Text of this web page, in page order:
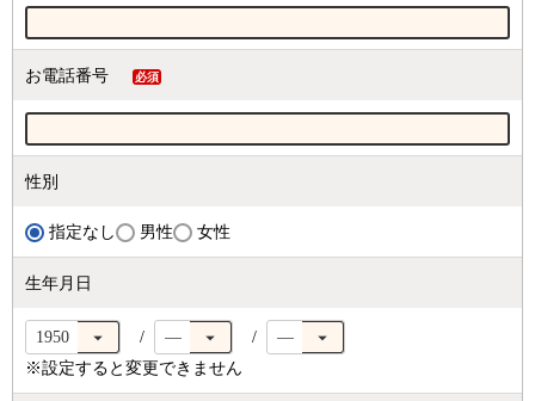
お電話番号
性別
指定なし 男性 女性
生年月日
※設定すると変更できません